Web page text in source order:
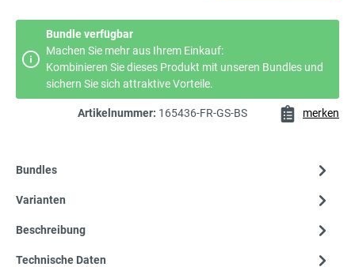
Bundle verfügbar
Machen Sie mehr aus Ihrem Einkauf:
Kombinieren Sie dieses Produkt mit unseren Bundles und
sichern Sie sich attraktive Vorteile.
Artikelnummer: 165436-FR-GS-BS merken
Bundles
Varianten
Beschreibung
Technische Daten